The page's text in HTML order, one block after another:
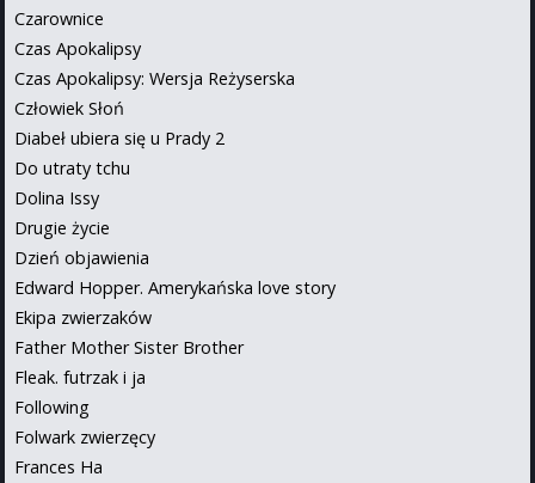
Czarownice
Czas Apokalipsy
Czas Apokalipsy: Wersja Reżyserska
Człowiek Słoń
Diabeł ubiera się u Prady 2
Do utraty tchu
Dolina Issy
Drugie życie
Dzień objawienia
Edward Hopper. Amerykańska love story
Ekipa zwierzaków
Father Mother Sister Brother
Fleak. futrzak i ja
Following
Folwark zwierzęcy
Frances Ha